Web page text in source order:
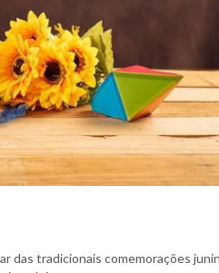
das tradicionais comemorações